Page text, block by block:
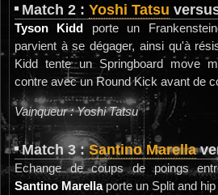
Match 2 : Yoshi Tatsu
Tyson Kidd porte un
parvient à se dégager, ainsi qu'à
Kidd tente un Springboard move
contre avec un Round Kick avant de
Vainqueur : Yoshi Tatsu
Match 3 :Santino Marella
Echange de coups de poings
Santino Marellaporte un Split and